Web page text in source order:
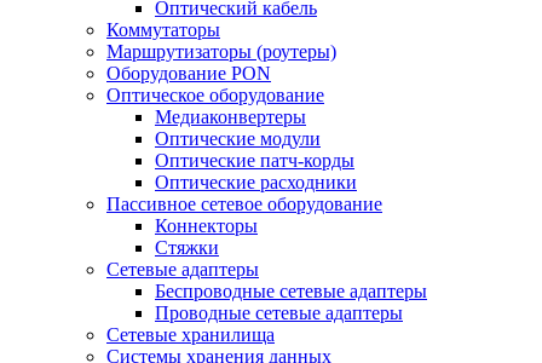
Оптический кабель
Коммутаторы
Маршрутизаторы (роутеры)
Оборудование PON
Оптическое оборудование
Медиаконвертеры
Оптические модули
Оптические патч-корды
Оптические расходники
Пассивное сетевое оборудование
Коннекторы
Стяжки
Сетевые адаптеры
Беспроводные сетевые адаптеры
Проводные сетевые адаптеры
Сетевые хранилища
Системы хранения данных